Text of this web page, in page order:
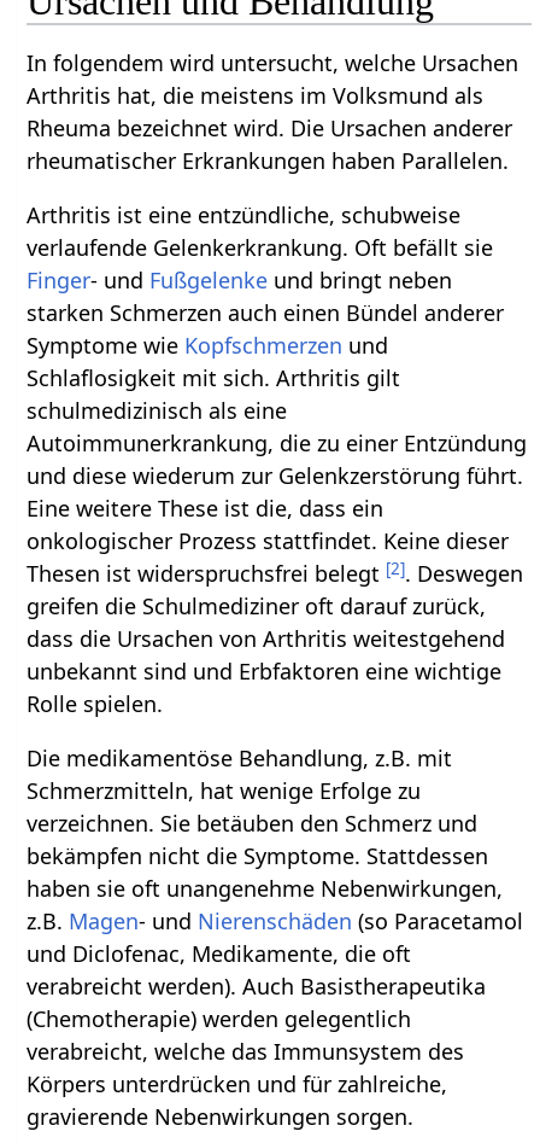
In folgendem wird untersucht, welche Ursachen
Arthritis hat, die meistens im Volksmund als
Rheuma bezeichnet wird. Die Ursachen anderer
rheumatischer Erkrankungen haben Parallelen.
Arthritis ist eine entzündliche, schubweise
verlaufende Gelenkerkrankung. Oft befällt sie
Finger- und Fußgelenke und bringt neben
starken Schmerzen auch einen Bündel anderer
Symptome wie Kopfschmerzen und
Schlaflosigkeit mit sich. Arthritis gilt
schulmedizinisch als eine
Autoimmunerkrankung, die zu einer Entzündung
und diese wiederum zur Gelenkzerstörung führt.
Eine weitere These ist die, dass ein
onkologischer Prozess stattfindet. Keine dieser
Thesen ist widerspruchsfrei belegt [2]. Deswegen
greifen die Schulmediziner oft darauf zurück,
dass die Ursachen von Arthritis weitestgehend
unbekannt sind und Erbfaktoren eine wichtige
Rolle spielen.
Die medikamentöse Behandlung, z.B. mit
Schmerzmitteln, hat wenige Erfolge zu
verzeichnen. Sie betäuben den Schmerz und
bekämpfen nicht die Symptome. Stattdessen
haben sie oft unangenehme Nebenwirkungen,
z.B. Magen- und Nierenschäden (so Paracetamol
und Diclofenac, Medikamente, die oft
verabreicht werden). Auch Basistherapeutika
(Chemotherapie) werden gelegentlich
verabreicht, welche das Immunsystem des
Körpers unterdrücken und für zahlreiche,
gravierende Nebenwirkungen sorgen.